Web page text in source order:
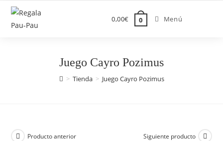
Saltar
contenido
0,00€ 0 Menú
Juego Cayro Pozimus
> Tienda > Juego Cayro Pozimus
Producto anterior Siguiente producto